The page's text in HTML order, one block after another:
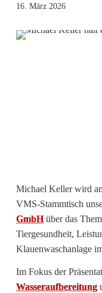
16. März 2026
Michael Keller wird
VMS-Stammtisch
GmbHüber das
Tiergesundheit,
Klauenwaschanlage
Im Fokus der
Wasseraufbereitung